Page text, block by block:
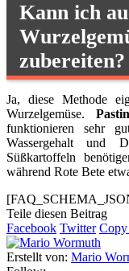
Kann ich
zubereiten?
Ja, diese Methode
Wurzelgemüse.
funktionieren sehr
Wassergehalt und
Süßkartoffeln
während Rote Bete
Teile diesen Beitrag
Facebook Twitter
Erstellt von: Mario